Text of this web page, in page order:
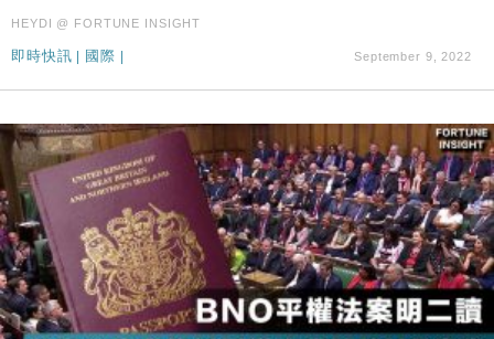
HEYDI @ FORTUNE INSIGHT
即時快訊 | 國際 | September 9, 2022